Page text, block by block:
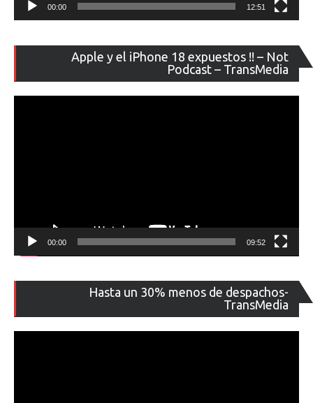
00:00 12:51
Apple y el iPhone 18 expuestos !! – Not
Podcast – TransMedia
de
00:00 09:52
Hasta un 30% menos de despachos-
TransMedia
de